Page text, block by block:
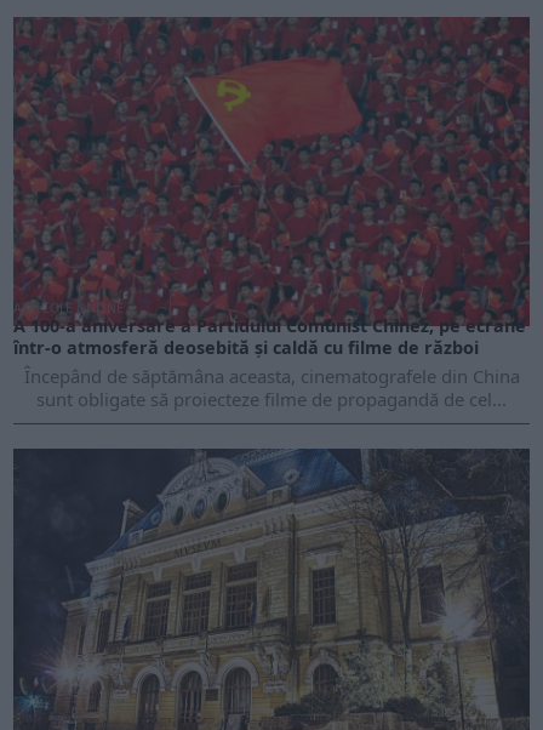
ARTICOLE ONLINE
A 100-a aniversare a Partidului Comunist Chinez, pe ecrane
într-o atmosferă deosebită şi caldă cu filme de război
Începând de săptămâna aceasta, cinematografele din China
sunt obligate să proiecteze filme de propagandă de cel...